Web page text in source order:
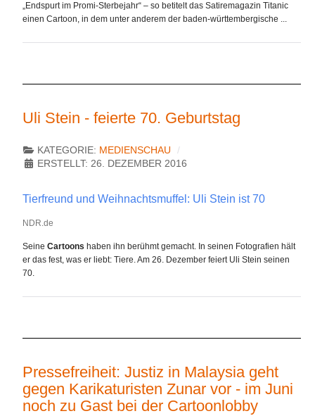
„Endspurt im Promi-Sterbejahr“ – so betitelt das Satiremagazin Titanic
einen Cartoon, in dem unter anderem der baden-württembergische ...
Uli Stein - feierte 70. Geburtstag
KATEGORIE: MEDIENSCHAU
ERSTELLT: 26. DEZEMBER 2016
Tierfreund und Weihnachtsmuffel: Uli Stein ist 70
NDR.de
Seine Cartoons haben ihn berühmt gemacht. In seinen Fotografien hält
er das fest, was er liebt: Tiere. Am 26. Dezember feiert Uli Stein seinen
70.
Pressefreiheit: Justiz in Malaysia geht
gegen Karikaturisten Zunar vor - im Juni
noch zu Gast bei der Cartoonlobby